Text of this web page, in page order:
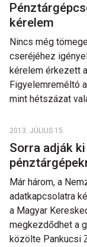
kérelem
Nincs még
cseréjéhez
kérelem érkezett
Figyelemreméltó
mint hétszázat
2013. JÚLIUS 15.
Sorra adják
Már három, a
adatkapcsolatra
a Magyar
megkezdődhet a
közölte Pankucsi